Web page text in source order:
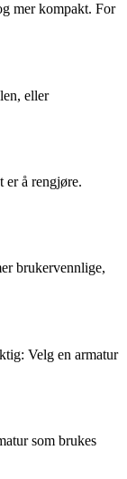
mer kompakt. For
eller
er å rengjøre.
brukervennlige,
Velg en armatur
som brukes